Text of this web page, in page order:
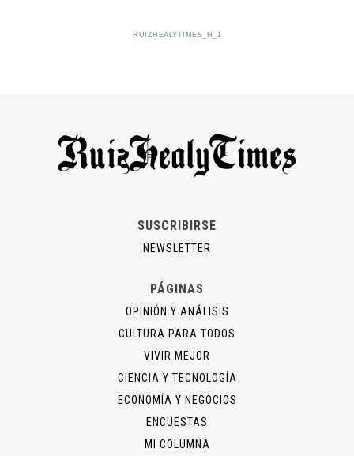
RUIZHEALYTIMES_H_1
SUSCRIBIRSE
NEWSLETTER
PÁGINAS
OPINIÓN Y ANÁLISIS
CULTURA PARA TODOS
VIVIR MEJOR
CIENCIA Y TECNOLOGÍA
ECONOMÍA Y NEGOCIOS
ENCUESTAS
MI COLUMNA